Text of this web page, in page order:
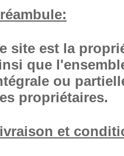
site est la
que
ou
propriétaires.
et